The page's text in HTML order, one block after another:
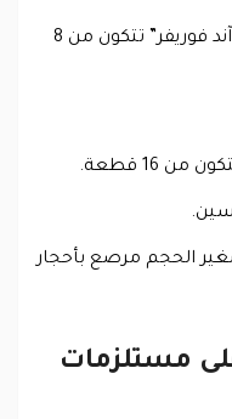
أكواب مكتوب عليها عبارة “الويز آند فوريفر” تتكون من 8
16 قطعة.
الحجم مرصع بأحجار
مستلزمات